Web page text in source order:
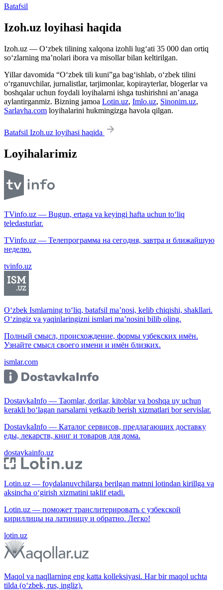
Batafsil
Izoh.uz loyihasi haqida
Izoh.uz — O‘zbek tilining xalqona izohli lug‘ati 35 000 dan ortiq
so‘zlarning ma’nolari ibora va misollar bilan keltirilgan.
Yillar davomida “O‘zbek tili kuni”ga bag‘ishlab, o‘zbek tilini
o‘rganuvchilar, jurnalistlar, tarjimonlar, kopirayterlar, blogerlar va
boshqalar uchun foydali loyihalarni ishga tushirishni an’anaga
aylantirganmiz. Bizning jamoa Lotin.uz, Imlo.uz, Sinonim.uz,
Sarlavha.com loyihalarini hukmingizga havola qilgan.
Batafsil Izoh.uz loyihasi haqida
Loyihalarimiz
TVinfo.uz — Bugun, ertaga va keyingi hafta uchun to‘liq
teledasturlar.
TVinfo.uz — Телепрограмма на сегодня, завтра и ближайшую
неделю.
tvinfo.uz
O‘zbek Ismlarning to‘liq, batafsil ma’nosi, kelib chiqishi, shakllari.
O‘zingiz va yaqinlaringizni ismlari ma’nosini bilib oling.
Полный смысл, происхождение, формы узбекских имён.
Узнайте смысл своего имени и имён близких.
ismlar.com
DostavkaInfo — Taomlar, dorilar, kitoblar va boshqa uy uchun
kerakli bo‘lagan narsalarni yetkazib berish xizmatlari bor servislar.
DostavkaInfo — Каталог сервисов, предлагающих доставку
еды, лекарств, книг и товаров для дома.
dostavkainfo.uz
Lotin.uz — foydalanuvchilarga berilgan matnni lotindan kirillga va
aksincha o‘girish xizmatini taklif etadi.
Lotin.uz — поможет транслитерировать с узбекской
кириллицы на латиницу и обратно. Легко!
lotin.uz
Maqol va naqllarning eng katta kolleksiyasi. Har bir maqol uchta
tilda (o‘zbek, rus, ingliz).